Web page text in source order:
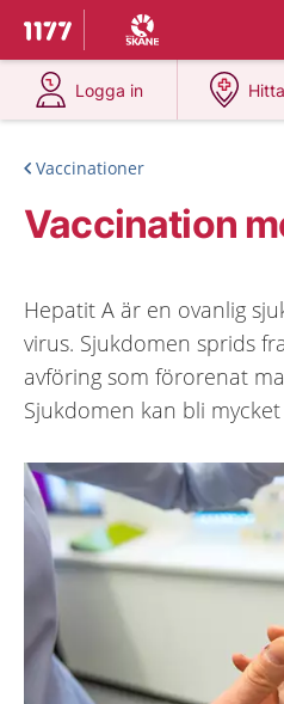
Till startsidan för 1177
Du har valt region
Logga in
på 1177.se
Vaccinationer
Vaccination
Hepatit A är en ovanlig
virus. Sjukdomen sprids
avföring som förorenat
Sjukdomen kan bli mycket